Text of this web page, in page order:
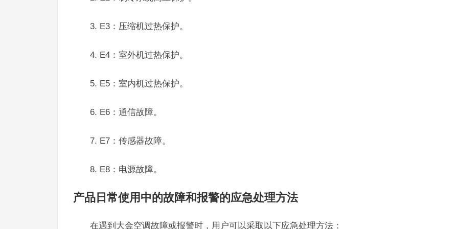
3. E3：压缩机过热保护。
4. E4：室外机过热保护。
5. E5：室内机过热保护。
6. E6：通信故障。
7. E7：传感器故障。
8. E8：电源故障。
产品日常使用中的故障和报警的应急处理方法
在遇到大金空调故障或报警时，用户可以采取以下应急处理方法：